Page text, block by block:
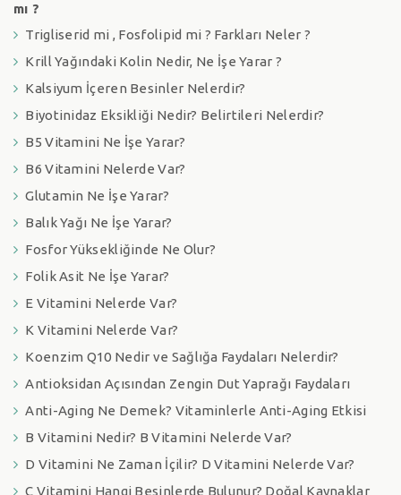
mı ?
Trigliserid mi , Fosfolipid mi ? Farkları Neler ?
Krill Yağındaki Kolin Nedir, Ne İşe Yarar ?
Kalsiyum İçeren Besinler Nelerdir?
Biyotinidaz Eksikliği Nedir? Belirtileri Nelerdir?
B5 Vitamini Ne İşe Yarar?
B6 Vitamini Nelerde Var?
Glutamin Ne İşe Yarar?
Balık Yağı Ne İşe Yarar?
Fosfor Yüksekliğinde Ne Olur?
Folik Asit Ne İşe Yarar?
E Vitamini Nelerde Var?
K Vitamini Nelerde Var?
Koenzim Q10 Nedir ve Sağlığa Faydaları Nelerdir?
Antioksidan Açısından Zengin Dut Yaprağı Faydaları
Anti-Aging Ne Demek? Vitaminlerle Anti-Aging Etkisi
B Vitamini Nedir? B Vitamini Nelerde Var?
D Vitamini Ne Zaman İçilir? D Vitamini Nelerde Var?
C Vitamini Hangi Besinlerde Bulunur? Doğal Kaynaklar